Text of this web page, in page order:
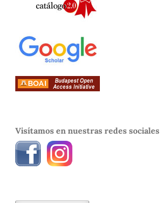
Visítamos en nuestras redes sociales